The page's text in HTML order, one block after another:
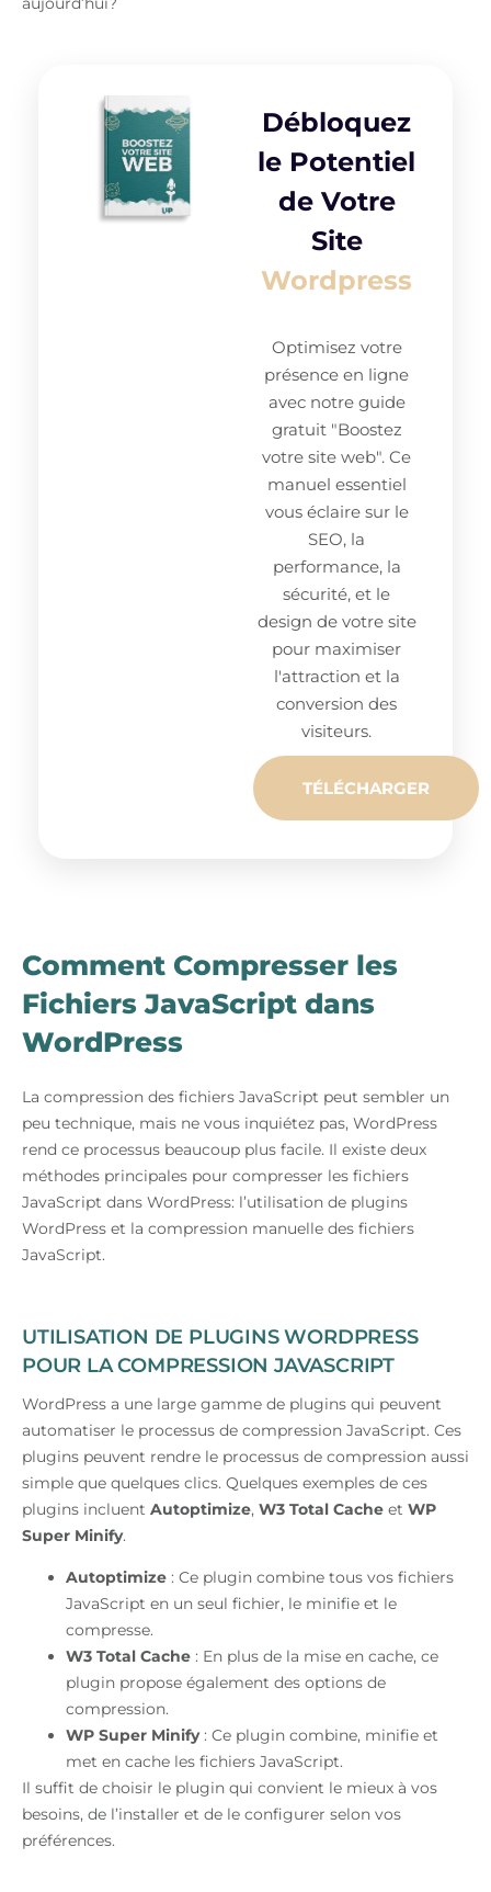
Débloquez
le Potentiel
de Votre
Site
Wordpress
Optimisez votre
présence en ligne
avec notre guide
gratuit "Boostez
votre site web". Ce
manuel essentiel
vous éclaire sur le
SEO, la
performance, la
sécurité, et le
design de votre site
pour maximiser
l'attraction et la
conversion des
visiteurs.
TÉLÉCHARGER
Comment Compresser les
Fichiers JavaScript dans
WordPress
La compression des fichiers JavaScript peut sembler un
peu technique, mais ne vous inquiétez pas, WordPress
rend ce processus beaucoup plus facile. Il existe deux
méthodes principales pour compresser les fichiers
JavaScript dans WordPress: l’utilisation de plugins
WordPress et la compression manuelle des fichiers
JavaScript.
UTILISATION DE PLUGINS WORDPRESS
POUR LA COMPRESSION JAVASCRIPT
WordPress a une large gamme de plugins qui peuvent
automatiser le processus de compression JavaScript. Ces
plugins peuvent rendre le processus de compression aussi
simple que quelques clics. Quelques exemples de ces
plugins incluent Autoptimize, W3 Total Cache et WP
Super Minify.
Autoptimize : Ce plugin combine tous vos fichiers
JavaScript en un seul fichier, le minifie et le
compresse.
W3 Total Cache : En plus de la mise en cache, ce
plugin propose également des options de
compression.
WP Super Minify: Ce plugin combine, minifie et
met en cache les fichiers JavaScript.
Il suffit de choisir le plugin qui convient le mieux à vos
besoins, de l’installer et de le configurer selon vos
préférences.